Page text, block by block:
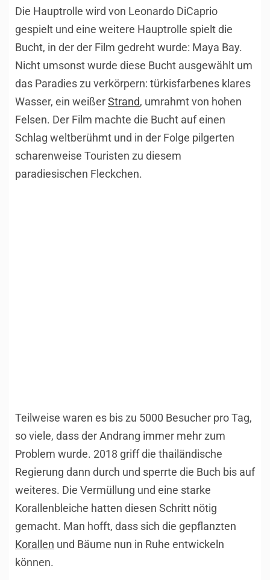
Die Hauptrolle wird von Leonardo DiCaprio
gespielt und eine weitere Hauptrolle spielt die
Bucht, in der der Film gedreht wurde: Maya Bay.
Nicht umsonst wurde diese Bucht ausgewählt um
das Paradies zu verkörpern: türkisfarbenes klares
Wasser, ein weißerStrand, umrahmt von hohen
Felsen. Der Film machte die Bucht auf einen
Schlag weltberühmt und in der Folge pilgerten
scharenweise Touristen zu diesem
paradiesischen Fleckchen.
Teilweise waren es bis zu 5000 Besucher pro Tag,
so viele, dass der Andrang immer mehr zum
Problem wurde. 2018 griff die thailändische
Regierung dann durch und sperrte die Buch bis auf
weiteres. Die Vermüllung und eine starke
Korallenbleiche hatten diesen Schritt nötig
gemacht. Man hofft, dass sich die gepflanzten
Korallen und Bäume nun in Ruhe entwickeln
können.